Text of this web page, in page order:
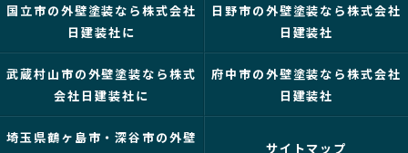
国立市の外壁塗装なら株式会社
日建装社に
日野市の外壁塗装なら株式会社
日建装社
武蔵村山市の外壁塗装なら株式
会社日建装社に
府中市の外壁塗装なら株式会社
日建装社
埼玉県鶴ヶ島市・深谷市の外壁
サイトマップ